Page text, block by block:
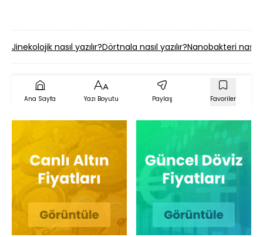
Jinekolojik nasıl yazılır?Dörtnala nasıl yazılır?Nanobakteri nasıl
Ana Sayfa Yazı Boyutu Paylaş Favoriler